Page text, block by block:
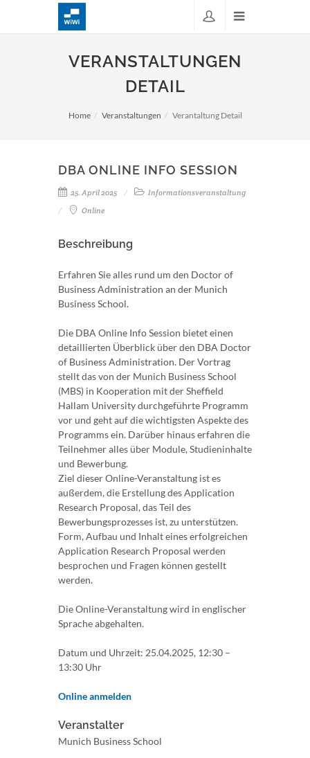
VERANSTALTUNGEN
DETAIL
Home Veranstaltungen Verantaltung Detail
DBA ONLINE INFO SESSION
25. April 2025
Informationsveranstaltung
Online
Beschreibung
Erfahren Sie alles rund um den Doctor of
Business Administration an der Munich
Business School.
Die DBA Online Info Session bietet einen
detaillierten Überblick über den DBA Doctor
of Business Administration. Der Vortrag
stellt das von der Munich Business School
(MBS) in Kooperation mit der Sheffield
Hallam University durchgeführte Programm
vor und geht auf die wichtigsten Aspekte des
Programms ein. Darüber hinaus erfahren die
Teilnehmer alles über Module, Studieninhalte
und Bewerbung.
Ziel dieser Online-Veranstaltung ist es
außerdem, die Erstellung des Application
Research Proposal, das Teil des
Bewerbungsprozesses ist, zu unterstützen.
Form, Aufbau und Inhalt eines erfolgreichen
Application Research Proposal werden
besprochen und Fragen können gestellt
werden.
Die Online-Veranstaltung wird in englischer
Sprache abgehalten.
Datum und Uhrzeit: 25.04.2025, 12:30 –
13:30 Uhr
Online anmelden
Veranstalter
Munich Business School